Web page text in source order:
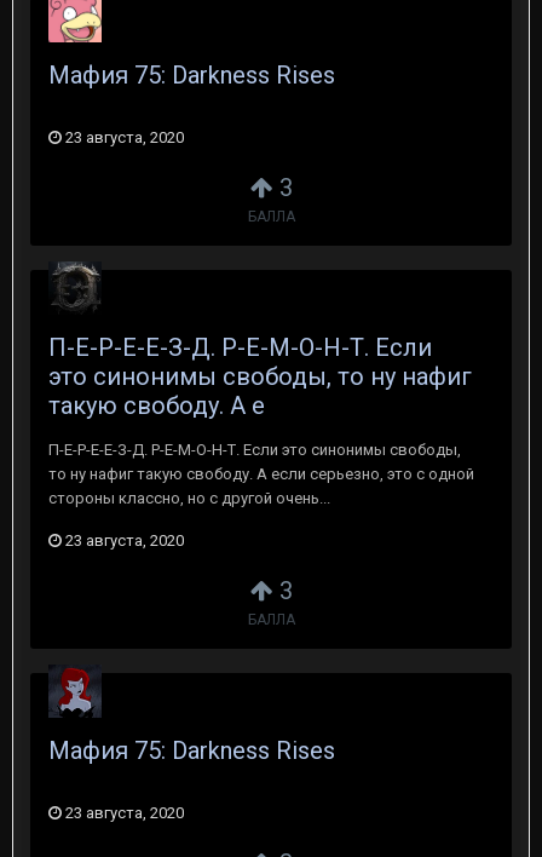
3
БАЛЛА
Мафия 75: Darkness Rises
23 августа, 2020
3
БАЛЛА
П-Е-Р-Е-Е-З-Д. Р-Е-М-О-Н-Т. Если
это синонимы свободы, то ну нафиг
такую свободу. А е
П-Е-Р-Е-Е-З-Д. Р-Е-М-О-Н-Т. Если это синонимы свободы,
то ну нафиг такую свободу. А если серьезно, это с одной
стороны классно, но с другой очень...
23 августа, 2020
Мафия 75: Darkness Rises
23 августа, 2020